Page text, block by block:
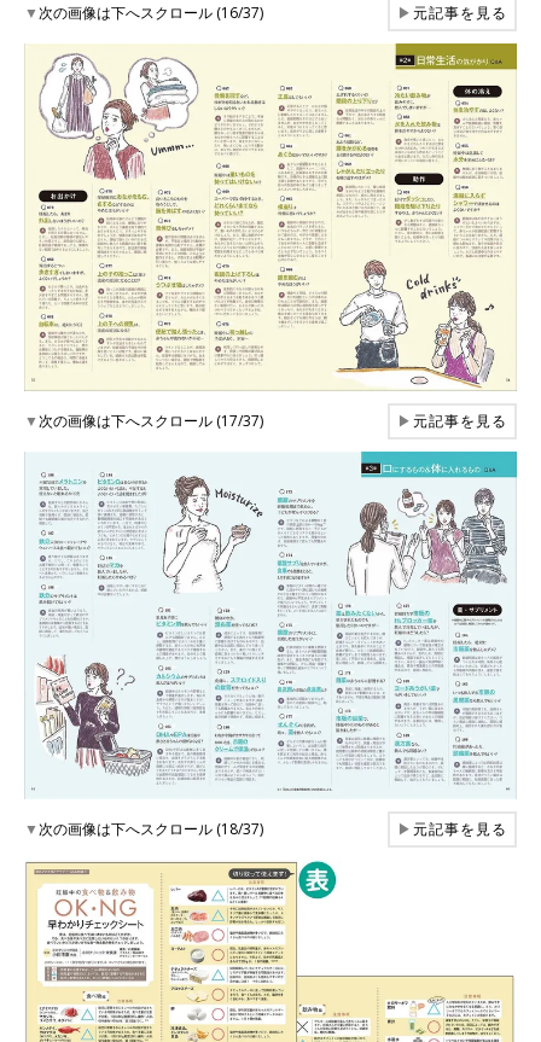
▼次の画像は下へスクロール (16/37) ▶元記事を見る
▼次の画像は下へスクロール (17/37) ▶元記事を見る
▼次の画像は下へスクロール (18/37) ▶元記事を見る